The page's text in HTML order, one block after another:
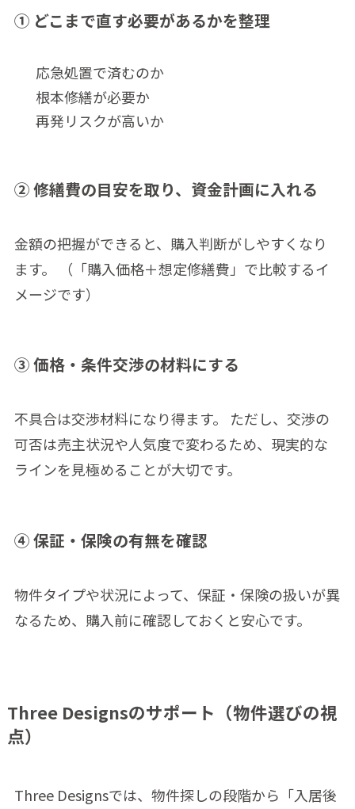
① どこまで直す必要があるかを整理
応急処置で済むのか
根本修繕が必要か
再発リスクが高いか
② 修繕費の目安を取り、資金計画に入れる
金額の把握ができると、購入判断がしやすくなり
ます。 （「購入価格＋想定修繕費」で比較するイ
メージです）
③ 価格・条件交渉の材料にする
不具合は交渉材料になり得ます。 ただし、交渉の
可否は売主状況や人気度で変わるため、現実的な
ラインを見極めることが大切です。
④ 保証・保険の有無を確認
物件タイプや状況によって、保証・保険の扱いが異
なるため、購入前に確認しておくと安心です。
Three Designsのサポート（物件選びの視
点）
Three Designsでは、物件探しの段階から「入居後